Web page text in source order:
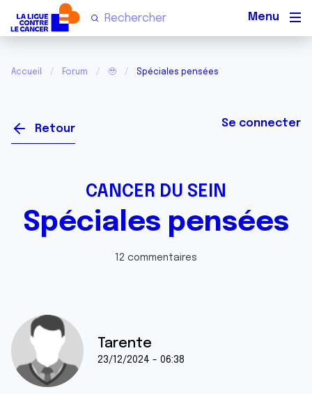
Accueil Forum 🥹 Spéciales pensées
Retour Se connecter
CANCER DU SEIN
Spéciales pensées
12 commentaires
Tarente
23/12/2024 - 06:38